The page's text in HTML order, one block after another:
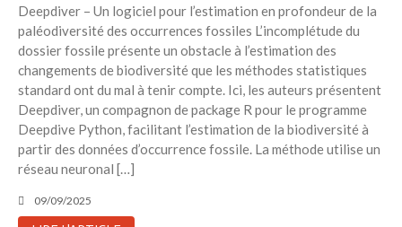
Deepdiver – Un logiciel pour l’estimation en profondeur de la
paléodiversité des occurrences fossiles L’incomplétude du
dossier fossile présente un obstacle à l’estimation des
changements de biodiversité que les méthodes statistiques
standard ont du mal à tenir compte. Ici, les auteurs présentent
Deepdiver, un compagnon de package R pour le programme
Deepdive Python, facilitant l’estimation de la biodiversité à
partir des données d’occurrence fossile. La méthode utilise un
réseau neuronal […]
09/09/2025